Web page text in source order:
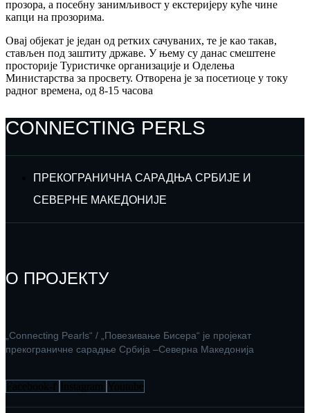
прозора, а посебну занимљивост у екстеријеру куће чине
капци на прозорима.
Овај објекат је један од ретких сачуваних, те је као такав,
стављен под заштиту државе. У њему су данас смештене
просторије Туристичке организације и Оделења
Министарства за просвету. Отворена је за посетиоце у току
радног времена, од 8-15 часова
CONNECTING PERLS
ПРЕКОГРАНИЧНА САРАДЊА СРБИЈЕ И
СЕВЕРНЕ МАКЕДОНИЈЕ
О ПРОЈЕКТУ
„Connecting Pearls“ / „Повезивање Бисера“ је пројекат
прекограничне сарадње Србија –Северна Македонија